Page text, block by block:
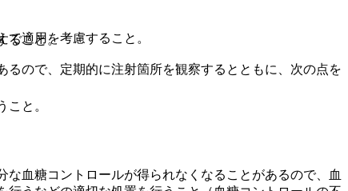
ること。
ので、定期的に注射箇所を観察するとともに、次の点を
血糖コントロールが得られなくなることがあるので、血
適用を考慮すること。
と。